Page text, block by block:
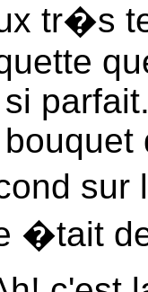
tr�s
sur
�tait